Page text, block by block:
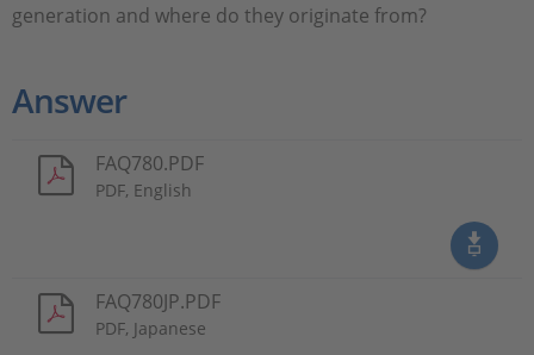
generation and where do they originate from?
Answer
FAQ780.PDF
PDF, English
FAQ780JP.PDF
PDF, Japanese